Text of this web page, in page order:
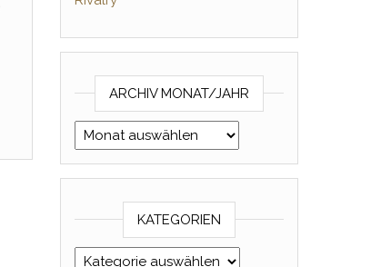
ARCHIV MONAT/JAHR
Archiv Monat/Jahr
KATEGORIEN
Kategorien